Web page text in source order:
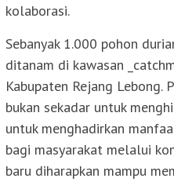
kolaborasi.
Sebanyak 1.000 pohon
ditanam di kawasan
Kabupaten Rejang
bukan sekadar untuk
untuk menghadirkan
bagi masyarakat melalui
baru diharapkan mampu